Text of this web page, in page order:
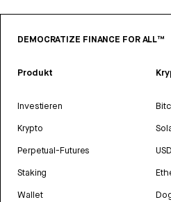
DEMOCRATIZE FINANCE FOR ALL™
Produkt
Investieren
Krypto
Perpetual-Futures
Staking
Wallet